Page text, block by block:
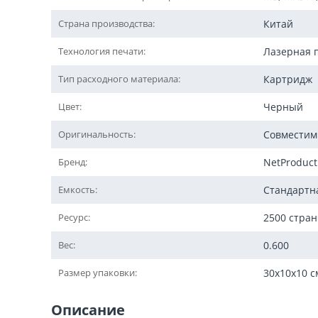
Страна производства: Китай
Технология печати: Лазерная
Тип расходного материала: Картридж
Цвет: Черный
Оригинальность:
Бренд: NetProduct
Емкость:
Ресурс: 2500
Вес: 0.600
Размер упаковки: 30x10x10
Описание